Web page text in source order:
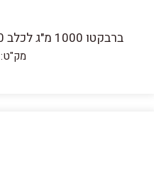
ברבקטו 1000 מ"ג לכלב 20-40 ק"ג (1 טבליה לעיסה)
מק"ט: 122158